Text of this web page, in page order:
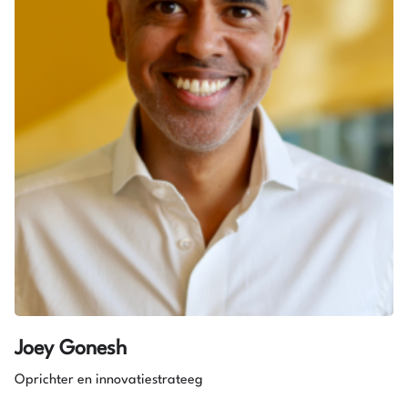
Joey Gonesh
Oprichter en innovatiestrateeg